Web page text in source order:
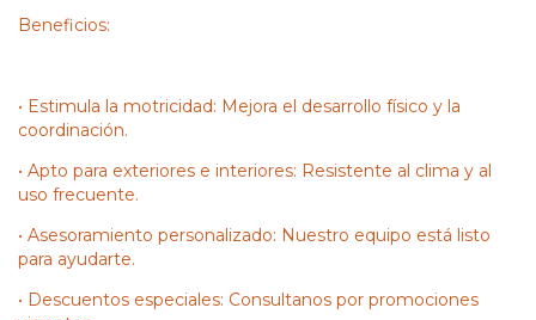
Beneficios:
• Estimula la motricidad: Mejora el desarrollo físico y la
coordinación.
• Apto para exteriores e interiores: Resistente al clima y al
uso frecuente.
• Asesoramiento personalizado: Nuestro equipo está listo
para ayudarte.
• Descuentos especiales: Consultanos por promociones